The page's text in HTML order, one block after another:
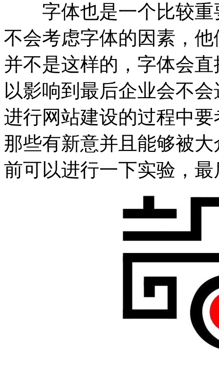
字体也是一个比较重
不会考虑字体的因素，
并不是这样的，字体会
以影响到最后企业会不
进行网站建设的过程中
那些有新意并且能够被
前可以进行一下实验，